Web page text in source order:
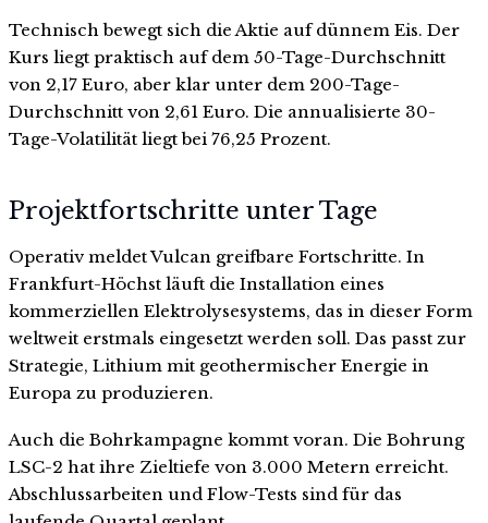
Technisch bewegt sich die Aktie auf dünnem Eis. Der
Kurs liegt praktisch auf dem 50-Tage-Durchschnitt
von 2,17 Euro, aber klar unter dem 200-Tage-
Durchschnitt von 2,61 Euro. Die annualisierte 30-
Tage-Volatilität liegt bei 76,25 Prozent.
Projektfortschritte unter Tage
Operativ meldet Vulcan greifbare Fortschritte. In
Frankfurt-Höchst läuft die Installation eines
kommerziellen Elektrolysesystems, das in dieser Form
weltweit erstmals eingesetzt werden soll. Das passt zur
Strategie, Lithium mit geothermischer Energie in
Europa zu produzieren.
Auch die Bohrkampagne kommt voran. Die Bohrung
LSC-2 hat ihre Zieltiefe von 3.000 Metern erreicht.
Abschlussarbeiten und Flow-Tests sind für das